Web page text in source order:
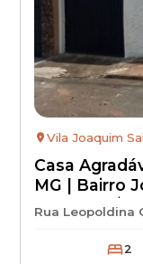
Vila Joaquim
Casa
MG | Bairro
Aluguel R$
Incêndio
Rua Leopoldina
2